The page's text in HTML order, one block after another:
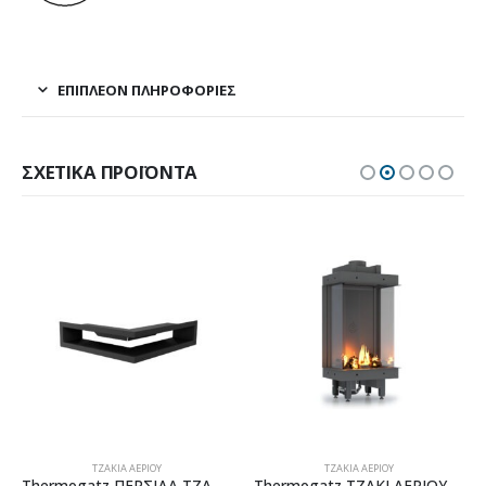
ΕΠΙΠΛΈΟΝ ΠΛΗΡΟΦΟΡΊΕΣ
ΣΧΕΤΙΚΆ ΠΡΟΪΌΝΤΑ
ΤΖΆΚΙΑ ΑΕΡΊΟΥ ΤΖΆΚΙΑ ΑΕΡΊΟΥ